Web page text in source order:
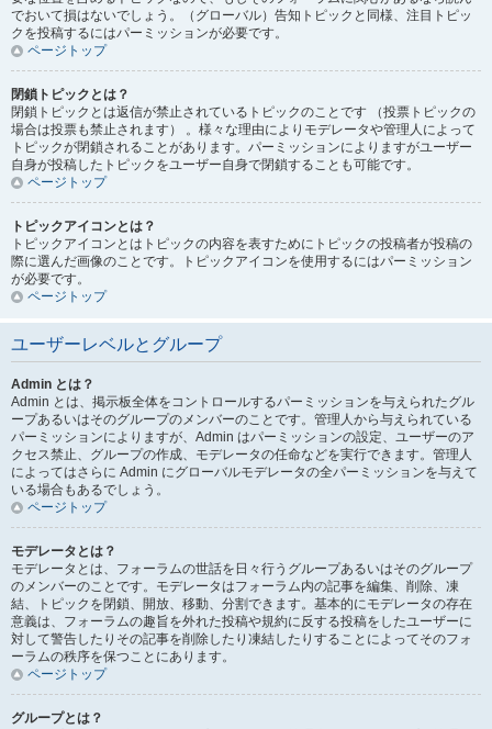
でおいて損はないでしょう。（グローバル）告知トピックと同様、注目トピッ
クを投稿するにはパーミッションが必要です。
ページトップ
閉鎖トピックとは？
閉鎖トピックとは返信が禁止されているトピックのことです （投票トピックの
場合は投票も禁止されます） 。様々な理由によりモデレータや管理人によって
トピックが閉鎖されることがあります。パーミッションによりますがユーザー
自身が投稿したトピックをユーザー自身で閉鎖することも可能です。
ページトップ
トピックアイコンとは？
トピックアイコンとはトピックの内容を表すためにトピックの投稿者が投稿の
際に選んだ画像のことです。トピックアイコンを使用するにはパーミッション
が必要です。
ページトップ
ユーザーレベルとグループ
Admin とは？
Admin とは、掲示板全体をコントロールするパーミッションを与えられたグル
ープあるいはそのグループのメンバーのことです。管理人から与えられている
パーミッションによりますが、Admin はパーミッションの設定、ユーザーのア
クセス禁止、グループの作成、モデレータの任命などを実行できます。管理人
によってはさらに Admin にグローバルモデレータの全パーミッションを与えて
いる場合もあるでしょう。
ページトップ
モデレータとは？
モデレータとは、フォーラムの世話を日々行うグループあるいはそのグループ
のメンバーのことです。モデレータはフォーラム内の記事を編集、削除、凍
結、トピックを閉鎖、開放、移動、分割できます。基本的にモデレータの存在
意義は、フォーラムの趣旨を外れた投稿や規約に反する投稿をしたユーザーに
対して警告したりその記事を削除したり凍結したりすることによってそのフォ
ーラムの秩序を保つことにあります。
ページトップ
グループとは？